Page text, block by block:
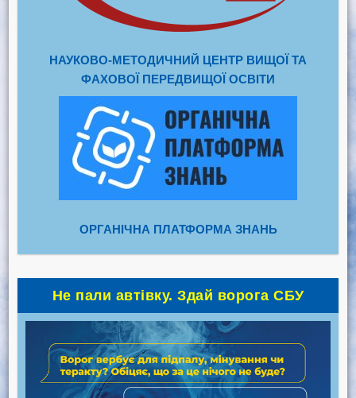
НАУКОВО-МЕТОДИЧНИЙ ЦЕНТР ВИЩОЇ ТА
ФАХОВОЇ ПЕРЕДВИЩОЇ ОСВІТИ
ОРГАНІЧНА ПЛАТФОРМА ЗНАНЬ
Не пали автівку. Здай ворога СБУ